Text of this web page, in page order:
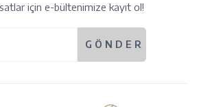
için e-bültenimize kayıt ol!